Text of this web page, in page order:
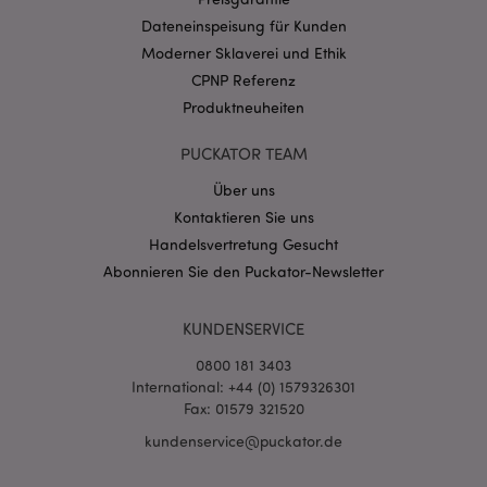
Dateneinspeisung für Kunden
Moderner Sklaverei und Ethik
CPNP Referenz
Produktneuheiten
PUCKATOR TEAM
Über uns
Kontaktieren Sie uns
Handelsvertretung Gesucht
Abonnieren Sie den Puckator-Newsletter
KUNDENSERVICE
0800 181 3403
International: +44 (0) 1579326301
Fax: 01579 321520
kundenservice@puckator.de
CookieScriptConsent
CookieScript
mage-cache-storage-section-